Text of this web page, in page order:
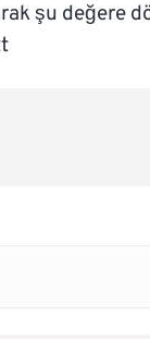
şu değere